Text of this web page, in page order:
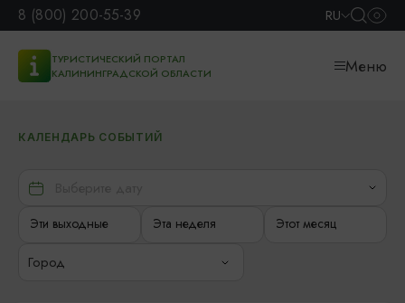
8 (800) 200-55-39 RU
ТУРИСТИЧЕСКИЙ ПОРТАЛ
КАЛИНИНГРАДСКОЙ ОБЛАСТИ
Меню
КАЛЕНДАРЬ СОБЫТИЙ
Эти выходные Эта неделя Этот месяц
Город